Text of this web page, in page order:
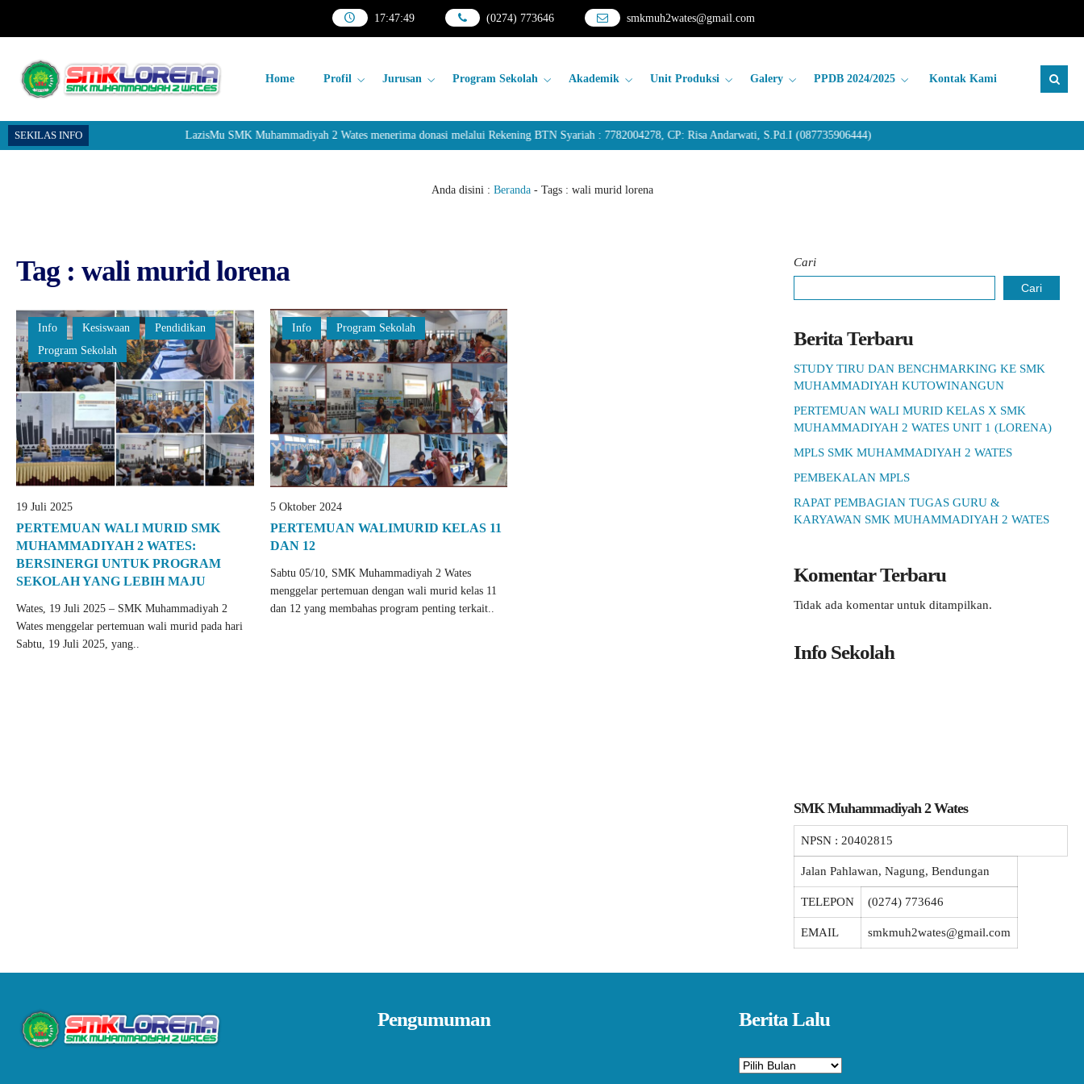
17:47:49 (0274) 773646 smkmuh2wates@gmail.com
Home Profil Jurusan Program Sekolah Akademik Unit Produksi Galery PPDB 2024/2025 Kontak Kami
SEKILAS INFO LazisMu SMK Muhammadiyah 2 Wates menerima donasi melalui Rekening BTN Syariah : 7782004278, CP: Risa Andarwati, S.Pd.I (087735906444)
Anda disini : Beranda- Tags : wali murid lorena
Tag : wali murid lorena
Info Kesiswaan
Pendidikan
Program Sekolah
19 Juli 2025
PERTEMUAN WALI MURID SMK
MUHAMMADIYAH 2 WATES:
BERSINERGI UNTUK PROGRAM
SEKOLAH YANG LEBIH MAJU
Wates, 19 Juli 2025 – SMK Muhammadiyah 2
Wates menggelar pertemuan wali murid pada hari
Sabtu, 19 Juli 2025, yang..
Info Program Sekolah
5 Oktober 2024
PERTEMUAN WALIMURID KELAS 11
DAN 12
Sabtu 05/10, SMK Muhammadiyah 2 Wates
menggelar pertemuan dengan wali murid kelas 11
dan 12 yang membahas program penting terkait..
Cari
Cari
Berita Terbaru
STUDY TIRU DAN BENCHMARKING KE SMK
MUHAMMADIYAH KUTOWINANGUN
PERTEMUAN WALI MURID KELAS X SMK
MUHAMMADIYAH 2 WATES UNIT 1 (LORENA)
MPLS SMK MUHAMMADIYAH 2 WATES
PEMBEKALAN MPLS
RAPAT PEMBAGIAN TUGAS GURU &
KARYAWAN SMK MUHAMMADIYAH 2 WATES
Komentar Terbaru
Tidak ada komentar untuk ditampilkan.
Info Sekolah
SMK Muhammadiyah 2 Wates
NPSN : 20402815
Jalan Pahlawan, Nagung, Bendungan
TELEPON (0274) 773646
EMAIL smkmuh2wates@gmail.com
Pengumuman Berita Lalu
Arsip